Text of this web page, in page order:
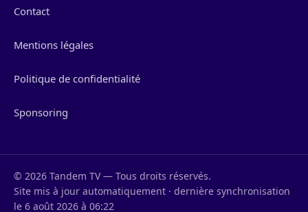
Contact
Mentions légales
Politique de confidentialité
Sponsoring
© 2026 Tandem TV — Tous droits réservés.
Site mis à jour automatiquement · dernière synchronisation
le 6 août 2026 à 06:22